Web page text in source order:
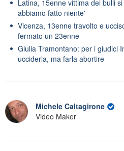
Latina, 15enne vittima dei bulli
abbiamo fatto niente'
Vicenza, 13enne travolto e
fermato un 23enne
Giulia Tramontano: per i giudici
ucciderla, ma farla abortire
Michele Caltagirone
Video Maker